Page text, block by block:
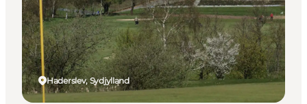
Overnatning
Planlæg din ferie
Booking
Haderslev, Sydjylland